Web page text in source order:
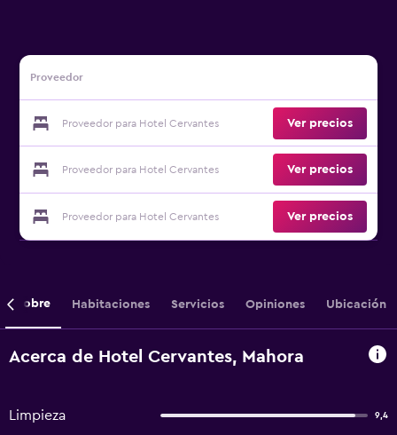
Proveedor
Proveedor para Hotel Cervantes Ver precios
Proveedor para Hotel Cervantes Ver precios
Proveedor para Hotel Cervantes Ver precios
Sobre Habitaciones Servicios Opiniones Ubicación
Acerca de Hotel Cervantes, Mahora
Limpieza 9,4